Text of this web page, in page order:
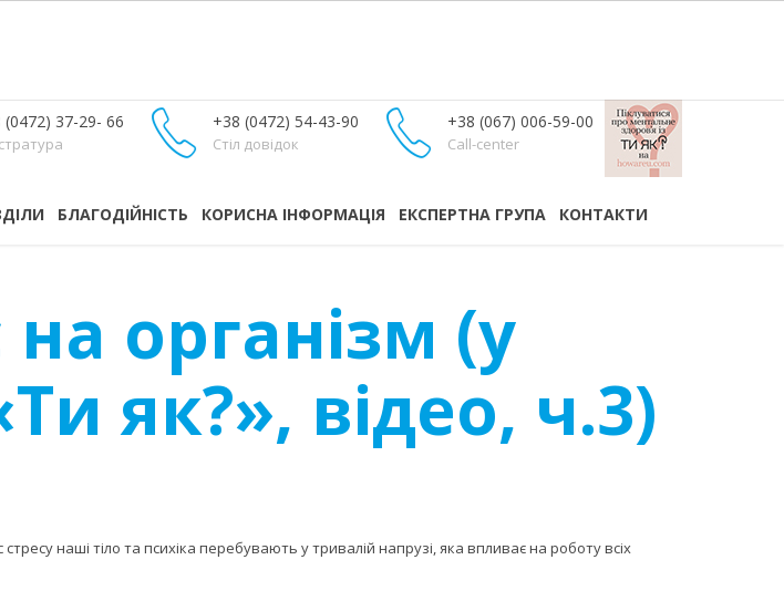
(0472) 37-29- 66 +38 (0472) 54-43-90
Стіл довідок
+38 (067) 006-59-00
Call-center
БЛАГОДІЙНІСТЬ КОРИСНА ІНФОРМАЦІЯ ЕКСПЕРТНА ГРУПА КОНТАКТИ
організм (у
як?», відео, ч.3)
наші тіло та психіка перебувають у тривалій напрузі, яка впливає на роботу всіх